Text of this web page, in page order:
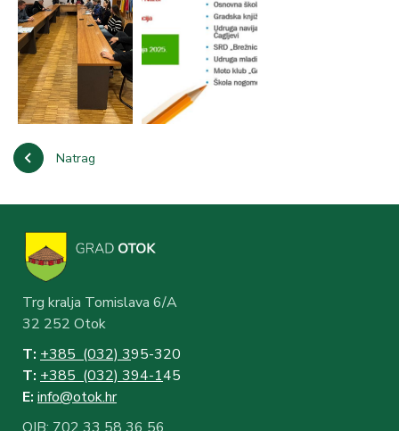
Natrag
Trg kralja Tomislava 6/A
32 252 Otok
T: +385 (032) 395-320
T: +385 (032) 394-145
E: info@otok.hr